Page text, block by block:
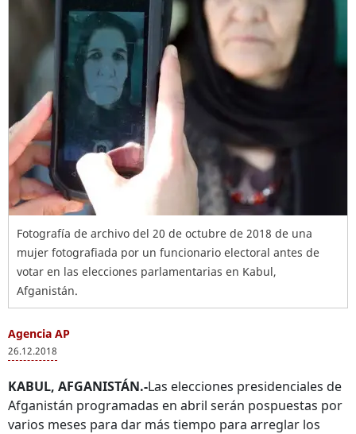
Fotografía de archivo del 20 de octubre de 2018 de una
mujer fotografiada por un funcionario electoral antes de
votar en las elecciones parlamentarias en Kabul,
Afganistán.
Agencia AP
26.12.2018
KABUL, AFGANISTÁN.-Las elecciones presidenciales de
Afganistán programadas en abril serán pospuestas por
varios meses para dar más tiempo para arreglar los